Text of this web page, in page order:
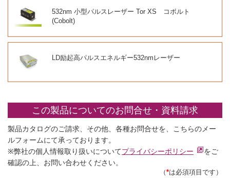
532nm 小型パルスレーザー Tor XS コボルト
(Cobolt)
LD励起高パルスエネルギー532nmレーザー
この製品についてのお問合せ・資料請求
製品カタログのご請求、その他、各種お問合せを、こちらのメー
ルフォームにて承っております。
※弊社の個人情報取り扱いについてプライバシーポリシー
をご
確認の上、お問い合わせください。